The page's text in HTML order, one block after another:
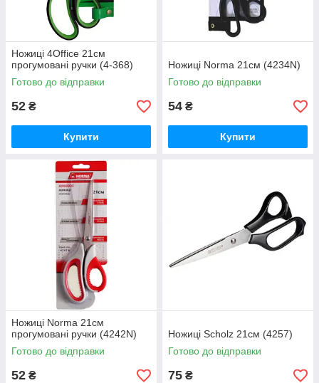
Ножиці 4Office 21см
прогумовані ручки (4-368)
Готово до відправки
52 ₴
Купити
Ножиці Norma 21см (4234N)
Готово до відправки
54 ₴
Купити
Ножиці Norma 21см
прогумовані ручки (4242N)
Готово до відправки
52 ₴
Ножиці Scholz 21см (4257)
Готово до відправки
75 ₴